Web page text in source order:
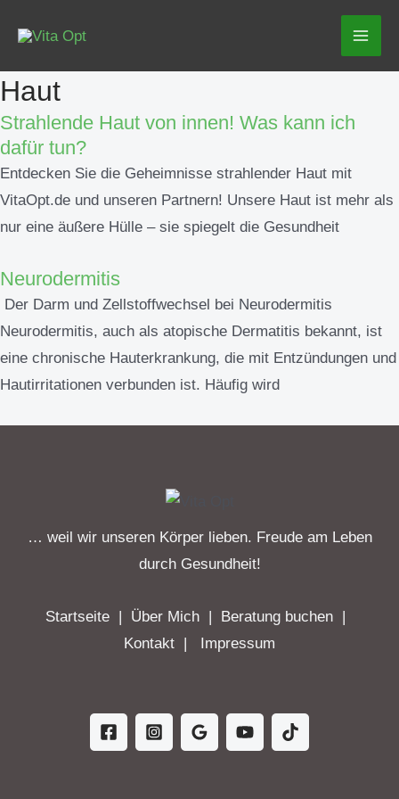
Inhalt
Haut
Strahlende Haut von innen! Was kann ich
dafür tun?
Entdecken Sie die Geheimnisse strahlender Haut mit
VitaOpt.de und unseren Partnern! Unsere Haut ist mehr als
nur eine äußere Hülle – sie spiegelt die Gesundheit
Neurodermitis
Der Darm und Zellstoffwechsel bei Neurodermitis
Neurodermitis, auch als atopische Dermatitis bekannt, ist
eine chronische Hauterkrankung, die mit Entzündungen und
Hautirritationen verbunden ist. Häufig wird
… weil wir unseren Körper lieben. Freude am Leben
durch Gesundheit!
Startseite Über Mich Beratung buchen
Kontakt
Impressum